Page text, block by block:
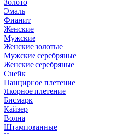
Золото
Эмаль
Фианит
Женские
Мужские
Женские золотые
Мужские серебряные
Женские серебряные
Снейк
Панцирное плетение
Якорное плетение
Бисмарк
Кайзер
Волна
Штампованные